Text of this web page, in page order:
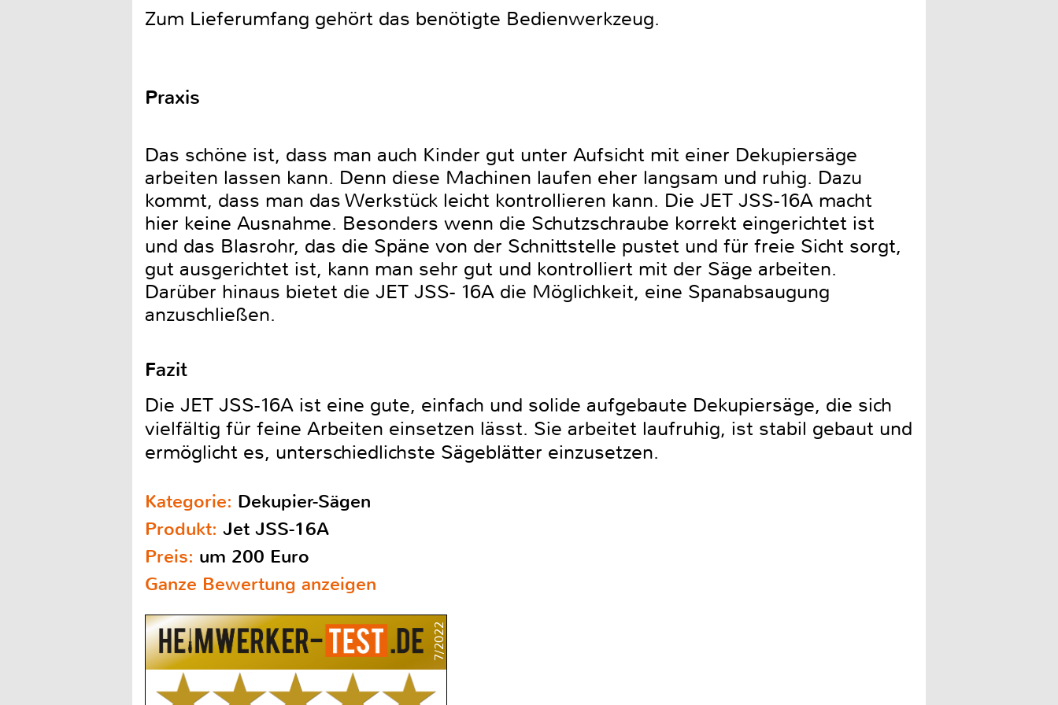
Zum Lieferumfang gehört das benötigte Bedienwerkzeug.
Praxis
Das schöne ist, dass man auch Kinder gut unter Aufsicht mit einer Dekupiersäge
arbeiten lassen kann. Denn diese Machinen laufen eher langsam und ruhig. Dazu
kommt, dass man das Werkstück leicht kontrollieren kann. Die JET JSS-16A macht
hier keine Ausnahme. Besonders wenn die Schutzschraube korrekt eingerichtet ist
und das Blasrohr, das die Späne von der Schnittstelle pustet und für freie Sicht sorgt,
gut ausgerichtet ist, kann man sehr gut und kontrolliert mit der Säge arbeiten.
Darüber hinaus bietet die JET JSS- 16A die Möglichkeit, eine Spanabsaugung
anzuschließen.
Fazit
Die JET JSS-16A ist eine gute, einfach und solide aufgebaute Dekupiersäge, die sich
vielfältig für feine Arbeiten einsetzen lässt. Sie arbeitet laufruhig, ist stabil gebaut und
ermöglicht es, unterschiedlichste Sägeblätter einzusetzen.
Kategorie: Dekupier-Sägen
Produkt: Jet JSS-16A
Preis: um 200 Euro
Ganze Bewertung anzeigen
7/2022